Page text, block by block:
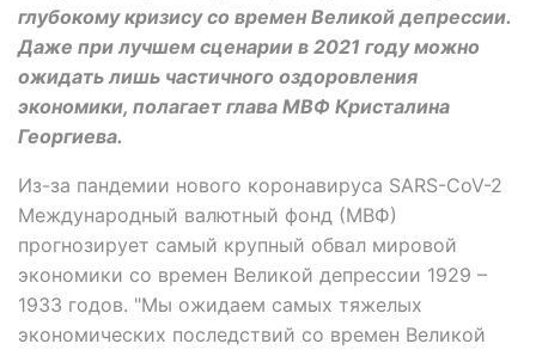
глубокому кризису со времен Великой депрессии.
Даже при лучшем сценарии в 2021 году можно
ожидать лишь частичного оздоровления
экономики, полагает глава МВФ Кристалина
Георгиева.
Из-за пандемии нового коронавируса SARS-CoV-2
Международный валютный фонд (МВФ)
прогнозирует самый крупный обвал мировой
экономики со времен Великой депрессии 1929 –
1933 годов. "Мы ожидаем самых тяжелых
экономических последствий со времен Великой